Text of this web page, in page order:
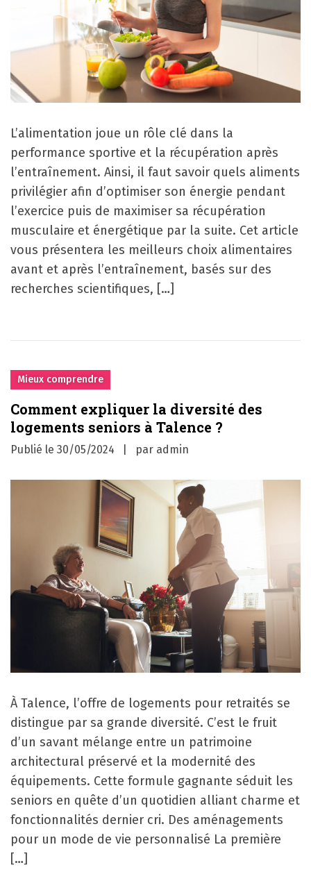
L’alimentation joue un rôle clé dans la
performance sportive et la récupération après
l’entraînement. Ainsi, il faut savoir quels aliments
privilégier afin d’optimiser son énergie pendant
l’exercice puis de maximiser sa récupération
musculaire et énergétique par la suite. Cet article
vous présentera les meilleurs choix alimentaires
avant et après l’entraînement, basés sur des
recherches scientifiques, […]
Mieux comprendre
Comment expliquer la diversité des
logements seniors à Talence ?
Publié le 30/05/2024 par admin
À Talence, l’offre de logements pour retraités se
distingue par sa grande diversité. C’est le fruit
d’un savant mélange entre un patrimoine
architectural préservé et la modernité des
équipements. Cette formule gagnante séduit les
seniors en quête d’un quotidien alliant charme et
fonctionnalités dernier cri. Des aménagements
pour un mode de vie personnalisé La première
[…]